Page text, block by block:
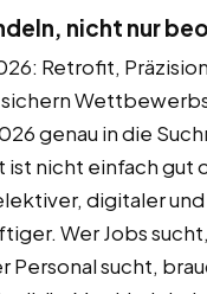
nicht nur
Retrofit,
genau in die
ist nicht einfach gut
digitaler und
Wer Jobs
Personal sucht,